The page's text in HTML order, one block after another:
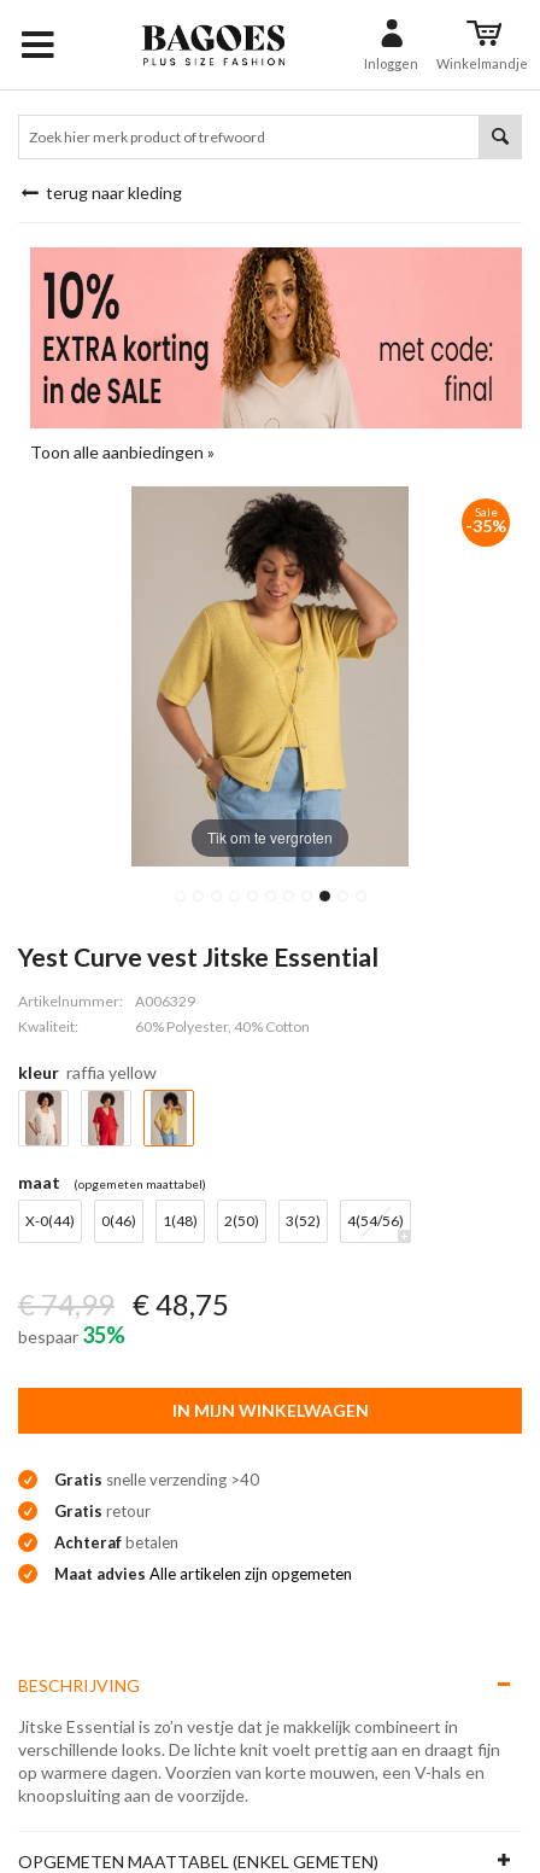
Inloggen Winkelmandje
terug naar kleding
Toon alle aanbiedingen »
Tik om te vergroten
Sale
-35%
Yest Curve vest Jitske Essential
Artikelnummer:
A006329
Kwaliteit:
60% Polyester, 40% Cotton
kleur raffia yellow
maat (opgemeten maattabel)
X-0(44) 0(46) 1(48) 2(50) 3(52) 4(54/56)
€ 74,99 € 48,75
bespaar 35%
IN MIJN WINKELWAGEN
Gratis snelle verzending >40
Gratis retour
Achterafbetalen
Maat advies Alle artikelen zijn opgemeten
BESCHRIJVING
Jitske Essential is zo’n vestje dat je makkelijk combineert in
verschillende looks. De lichte knit voelt prettig aan en draagt fijn
op warmere dagen. Voorzien van korte mouwen, een V-hals en
knoopsluiting aan de voorzijde.
OPGEMETEN MAATTABEL (ENKEL GEMETEN)